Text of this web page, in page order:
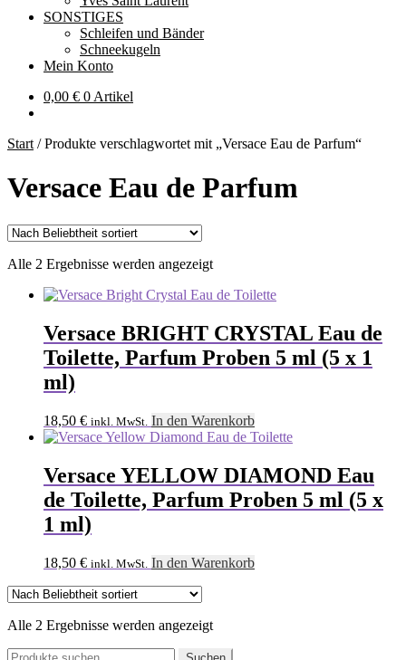
SONSTIGES
Schleifen und Bänder
Schneekugeln
Mein Konto
0,00 € 0 Artikel
Start /Produkte verschlagwortet mit „Versace Eau de Parfum“
Versace Eau de Parfum
Alle 2 Ergebnisse werden angezeigtNach
sortiert
Versace BRIGHT CRYSTAL Eau de
Toilette, Parfum Proben 5 ml (5 x 1
ml)
18,50 € inkl. MwSt. In den Warenkorb
Versace YELLOW DIAMOND Eau
de Toilette, Parfum Proben 5 ml (5 x
1 ml)
18,50 € inkl. MwSt. In den Warenkorb
Alle 2 Ergebnisse werden angezeigtNach
sortiert
Suchen
Suchen